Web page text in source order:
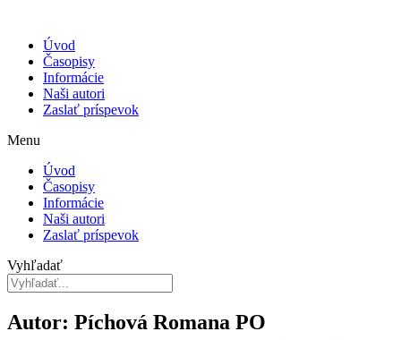
Úvod
Časopisy
Informácie
Naši autori
Zaslať príspevok
Menu
Úvod
Časopisy
Informácie
Naši autori
Zaslať príspevok
Vyhľadať
Autor: Píchová Romana PO